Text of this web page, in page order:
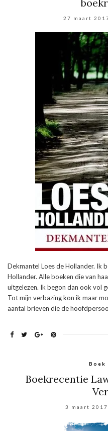
27 maart
Dekmantel Loes de Hollander. Ik
Hollander. Alle boeken die van
uitgelezen. Ik begon dan ook vol
Tot mijn verbazing kon ik maar
aantal brieven die de
Boek
Boekrecentie
3 maart 2017